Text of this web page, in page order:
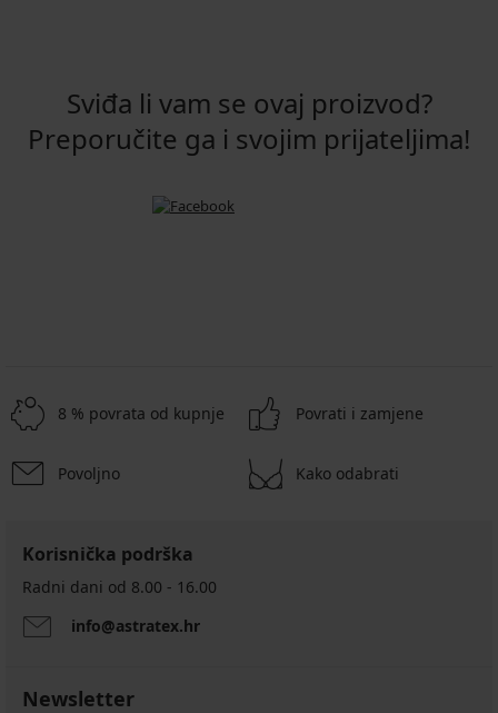
Sviđa li vam se ovaj proizvod?
Preporučite ga i svojim prijateljima!
8 % povrata od kupnje Povrati i zamjene
Povoljno Kako odabrati
Korisnička podrška
Radni dani od 8.00 - 16.00
info@astratex.hr
Newsletter